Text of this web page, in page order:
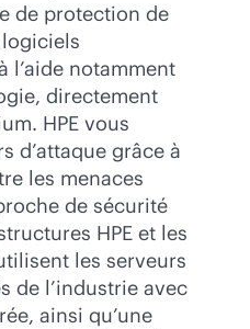
de protection de
l’aide notamment
directement
HPE vous
d’attaque grâce à
les menaces
de sécurité
HPE et les
les serveurs
de l’industrie avec
ainsi qu’une